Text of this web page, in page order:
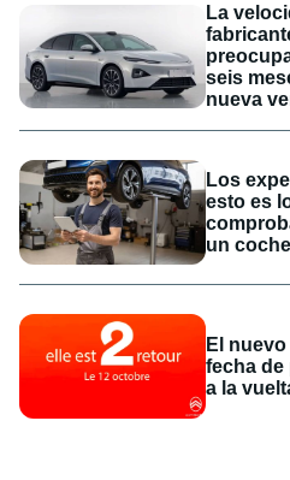
La
seis
nueva
Los
esto es
un
El
fecha de
a la